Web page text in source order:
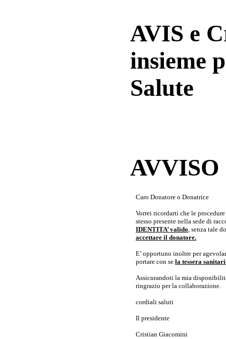
AVIS e
insieme
Salute
Caro Donatore o Donatrice
Vorrei ricordarti che le
stesso presente nella sede di
IDENTITA’ valido, senza tale
accettare il donatore.
E’ opportuno inoltre per
portare con se la tessera
Assicurandoti la mia
ringrazio per la collaborazione.
cordiali saluti
Il presidente
Cristian Giacomini